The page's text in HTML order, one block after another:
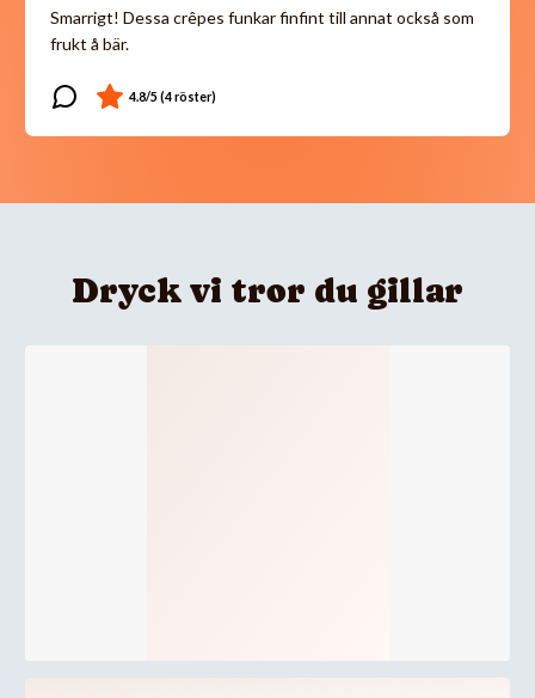
Smarrigt! Dessa crêpes funkar finfint till annat också som
frukt å bär.
Dryck vi tror du gillar